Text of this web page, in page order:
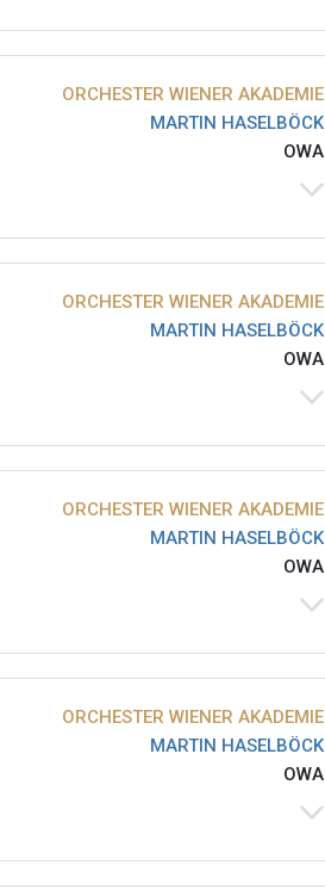
ORCHESTER WIENER AKADEMIE
MARTIN HASELBÖCK
OWA
ORCHESTER WIENER AKADEMIE
MARTIN HASELBÖCK
OWA
ORCHESTER WIENER AKADEMIE
MARTIN HASELBÖCK
OWA
ORCHESTER WIENER AKADEMIE
MARTIN HASELBÖCK
OWA